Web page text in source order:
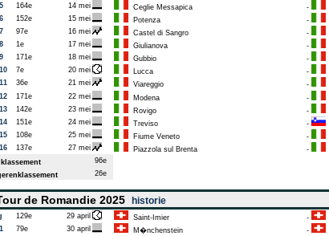
164e 14 mei Ceglie Messapica -
152e 15 mei Potenza -
97e 16 mei Castel di Sangro -
1e 17 mei Giulianova -
171e 18 mei Gubbio -
7e 20 mei Lucca -
36e 21 mei Viareggio -
171e 22 mei Modena -
142e 23 mei Rovigo -
151e 24 mei Treviso -
108e 25 mei Fiume Veneto -
137e 27 mei Piazzola sul Brenta -
96e
26e
de Romandie 2025 historie
129e 29 april Saint-Imier -
79e 30 april M�nchenstein -